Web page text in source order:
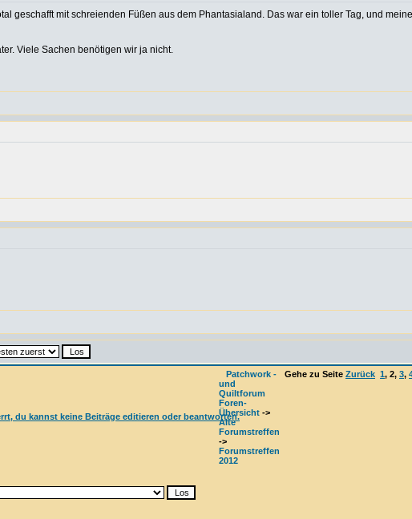
geschafft mit schreienden Füßen aus dem Phantasialand. Das war ein toller Tag, und
Viele Sachen benötigen wir ja nicht.
Patchwork -
und
Quiltforum
Foren-
Übersicht ->
Alte
Forumstreffen
->
Forumstreffen
2012
Gehe zu Seite Zurück 1, 2, 3,